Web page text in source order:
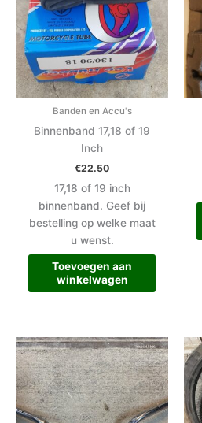
Banden en Accu's
Binnenband 17,18 of 19
Inch
€22.50
17,18 of 19 inch
binnenband. Geef bij
bestelling op welke maat
u wenst.
Toevoegen aan
winkelwagen